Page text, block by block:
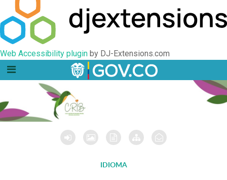
Web Accessibility plugin by DJ-Extensions.com
IDIOMA